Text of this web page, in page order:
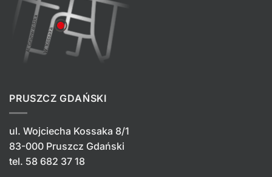
PRUSZCZ GDAŃSKI
ul. Wojciecha Kossaka 8/1
83-000 Pruszcz Gdański
tel. 58 682 37 18